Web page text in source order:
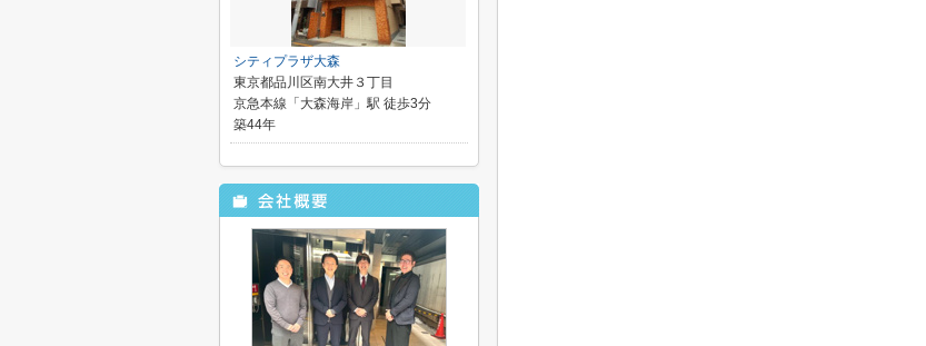
シティプラザ大森
東京都品川区南大井３丁目
京急本線「大森海岸」駅 徒歩3分
築44年